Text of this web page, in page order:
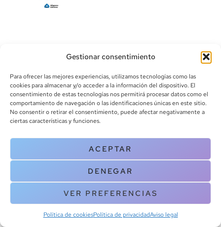
Gestionar consentimiento
Para ofrecer las mejores experiencias, utilizamos tecnologías como las
cookies para almacenar y/o acceder a la información del dispositivo. El
consentimiento de estas tecnologías nos permitirá procesar datos como el
comportamiento de navegación o las identificaciones únicas en este sitio.
No consentir o retirar el consentimiento, puede afectar negativamente a
ciertas características y funciones.
ACEPTAR
DENEGAR
VER PREFERENCIAS
Política de cookiesPolítica de privacidadAviso legal
info@canoalibros.com
pedidos@canoalibros.com
+34 934 242 391
CONTACTO
Copyright © 2025 Canoa Libros. All Rights Reserved |
cookies
| Aviso legal